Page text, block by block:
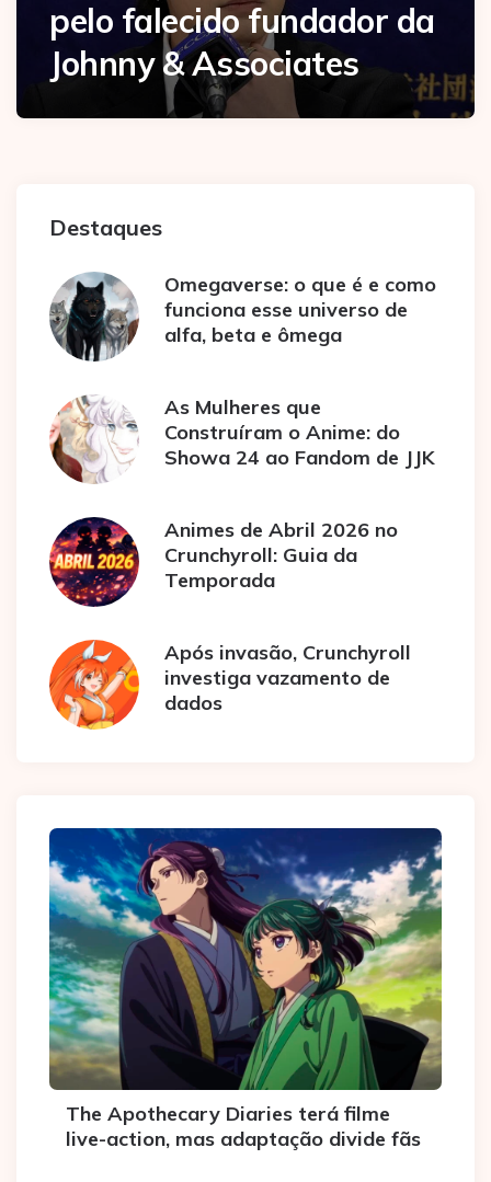
pelo falecido fundador da
Johnny & Associates
Destaques
Omegaverse: o que é e como
funciona esse universo de
alfa, beta e ômega
As Mulheres que
Construíram o Anime: do
Showa 24 ao Fandom de JJK
Animes de Abril 2026 no
Crunchyroll: Guia da
Temporada
Após invasão, Crunchyroll
investiga vazamento de
dados
The Apothecary Diaries terá filme
live-action, mas adaptação divide fãs